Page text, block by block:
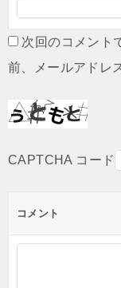
次回のコメント
前、メールアドレ
CAPTCHA コード
コメント